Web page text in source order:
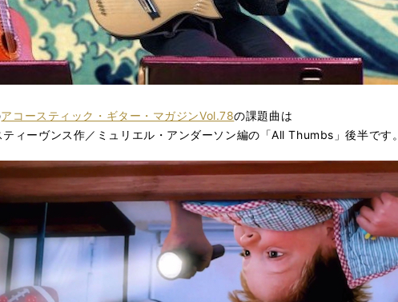
アコースティック・ギター・マガジンVol.78の課題曲は
ティーヴンス作／ミュリエル・アンダーソン編の「All Thumbs」後半です。